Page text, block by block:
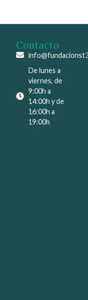
Contacto
De lunes a
viernes, de
9:00h a
14:00h y de
16:00h a
19:00h